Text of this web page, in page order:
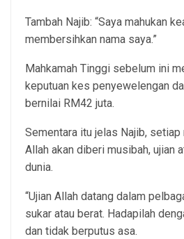
Tambah Najib: “Saya mahukan
membersihkan nama saya.”
Mahkamah Tinggi sebelum ini
keputuan kes penyewelengan
bernilai RM42 juta.
Sementara itu jelas Najib,
Allah akan diberi musibah, ujian
dunia.
“Ujian Allah datang dalam
sukar atau berat. Hadapilah
dan tidak berputus asa.